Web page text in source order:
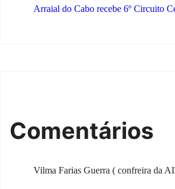
Arraial do Cabo recebe 6º Circuito
Comentários
Vilma Farias Guerra ( confreira da